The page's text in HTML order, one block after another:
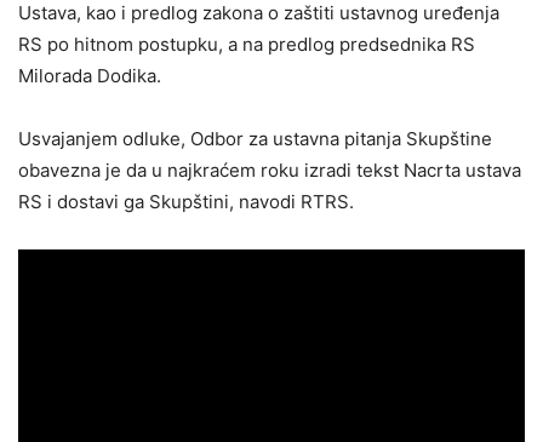
Ustava, kao i predlog zakona o zaštiti ustavnog uređenja
RS po hitnom postupku, a na predlog predsednika RS
Milorada Dodika.
Usvajanjem odluke, Odbor za ustavna pitanja Skupštine
obavezna je da u najkraćem roku izradi tekst Nacrta ustava
RS i dostavi ga Skupštini, navodi RTRS.